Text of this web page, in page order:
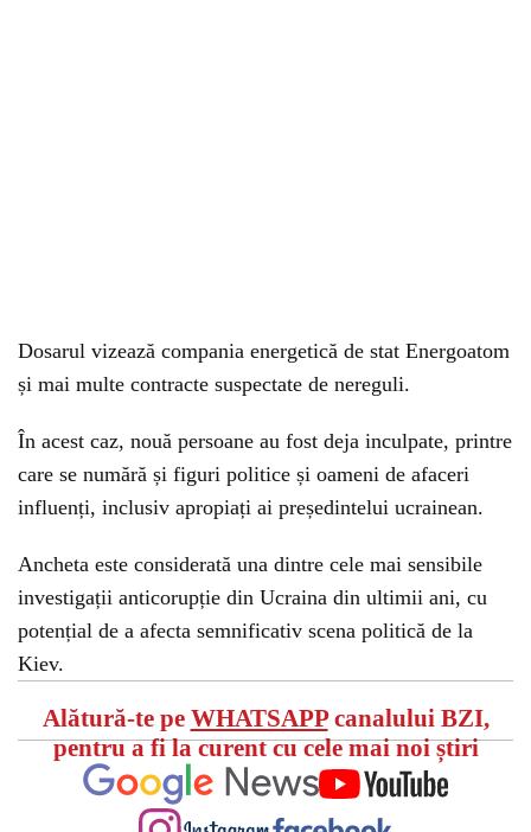
Dosarul vizează compania energetică de stat Energoatom
și mai multe contracte suspectate de nereguli.
În acest caz, nouă persoane au fost deja inculpate, printre
care se numără și figuri politice și oameni de afaceri
influenți, inclusiv apropiați ai președintelui ucrainean.
Ancheta este considerată una dintre cele mai sensibile
investigații anticorupție din Ucraina din ultimii ani, cu
potențial de a afecta semnificativ scena politică de la
Kiev.
Alătură-te pe WHATSAPPcanalului BZI,
pentru a fi la curent cu cele mai noi știri